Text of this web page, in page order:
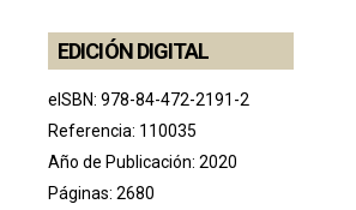
EDICIÓN DIGITAL
eISBN: 978-84-472-2191-2
Referencia: 110035
Año de Publicación: 2020
Páginas: 2680